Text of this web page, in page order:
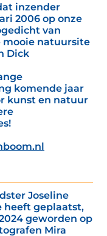
inzender
2006 op onze
van
mooie natuursite
Dick
komende jaar
kunst en natuur
Joseline
heeft geplaatst,
geworden op
Mira